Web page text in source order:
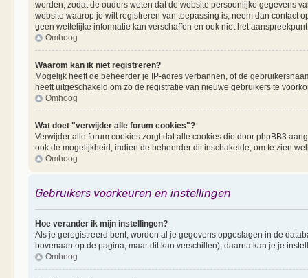
worden, zodat de ouders weten dat de website persoonlijke gegevens
website waarop je wilt registreren van toepassing is, neem dan contact
geen wettelijke informatie kan verschaffen en ook niet het
Omhoog
Waarom kan ik niet registreren?
Mogelijk heeft de beheerder je IP-adres verbannen, of de
heeft uitgeschakeld om zo de registratie van nieuwe gebruikers te
Omhoog
Wat doet "verwijder alle forum cookies"?
Verwijder alle forum cookies zorgt dat alle cookies die door phpBB3
ook de mogelijkheid, indien de beheerder dit inschakelde, om te zien
Omhoog
Gebruikers voorkeuren en instellingen
Hoe verander ik mijn instellingen?
Als je geregistreerd bent, worden al je gegevens opgeslagen in de
bovenaan op de pagina, maar dit kan verschillen), daarna kan je je
Omhoog